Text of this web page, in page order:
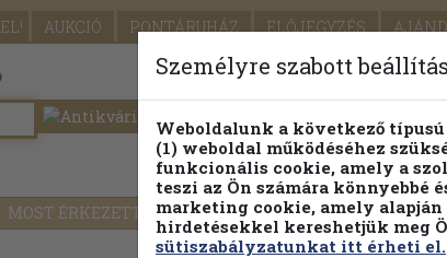
AUKCIÓ PONTÁRUHÁZ ELŐJEGYZÉS
MOST ÉRKEZETT PILLANATNYI ÁRAINK
Részletes kereső
Személyre szabott
Weboldalunk a következő
(1) weboldal működéséhez
funkcionális cookie, amely a
teszi az Ön számára könnyebbé
marketing cookie, amely
hirdetésekkel kereshetjük meg
sütiszabályzatunkat itt érheti el.